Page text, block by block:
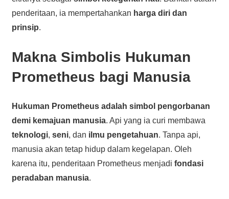
penderitaan, ia mempertahankan harga diri dan
prinsip.
Makna Simbolis Hukuman
Prometheus bagi Manusia
Hukuman Prometheus adalah simbol pengorbanan
demi kemajuan manusia. Api yang ia curi membawa
teknologi, seni, dan ilmu pengetahuan. Tanpa api,
manusia akan tetap hidup dalam kegelapan. Oleh
karena itu, penderitaan Prometheus menjadi fondasi
peradaban manusia.